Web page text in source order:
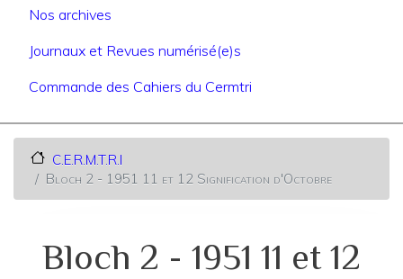
Nos archives
Journaux et Revues numérisé(e)s
Commande des Cahiers du Cermtri
C.E.R.M.T.R.I
Bloch 2 - 1951 11 et 12 Signification d'Octobre
Bloch 2 - 1951 11 et 12